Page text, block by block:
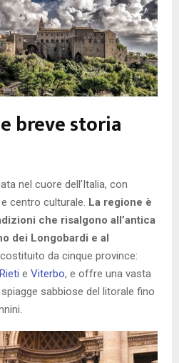
breve storia
nel cuore dell’Italia, con
centro culturale. La regione è
che risalgono all’antica
dei Longobardi e al
da cinque province:
Rieti e Viterbo, e offre una vasta
sabbiose del litorale fino